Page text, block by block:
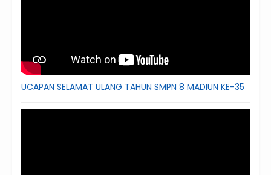
UCAPAN SELAMAT ULANG TAHUN SMPN 8 MADIUN KE-35